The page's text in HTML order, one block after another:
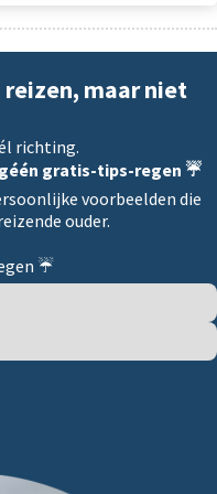
maar niet
richting.
gratis-tips-regen ☔️
voorbeelden die
ouder.
☔️